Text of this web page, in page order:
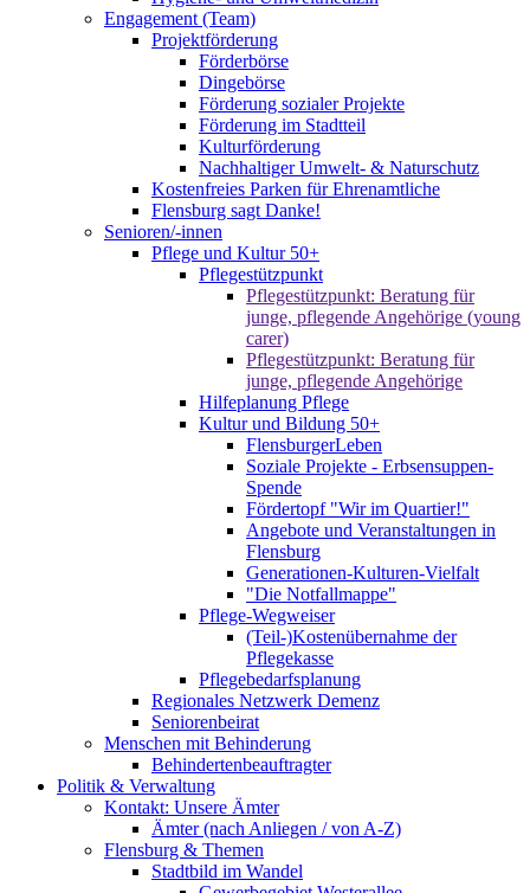
Engagement (Team)
Projektförderung
Förderbörse
Dingebörse
Förderung sozialer Projekte
Förderung im Stadtteil
Kulturförderung
Nachhaltiger Umwelt- & Naturschutz
Kostenfreies Parken für Ehrenamtliche
Flensburg sagt Danke!
Senioren/-innen
Pflege und Kultur 50+
Pflegestützpunkt
Pflegestützpunkt: Beratung für
junge, pflegende Angehörige (young
carer)
Pflegestützpunkt: Beratung für
junge, pflegende Angehörige
Hilfeplanung Pflege
Kultur und Bildung 50+
FlensburgerLeben
Soziale Projekte - Erbsensuppen-
Spende
Fördertopf "Wir im Quartier!"
Angebote und Veranstaltungen in
Flensburg
Generationen-Kulturen-Vielfalt
"Die Notfallmappe"
Pflege-Wegweiser
(Teil-)Kostenübernahme der
Pflegekasse
Pflegebedarfsplanung
Regionales Netzwerk Demenz
Seniorenbeirat
Menschen mit Behinderung
Behindertenbeauftragter
Politik & Verwaltung
Kontakt: Unsere Ämter
Ämter (nach Anliegen / von A-Z)
Flensburg & Themen
Stadtbild im Wandel